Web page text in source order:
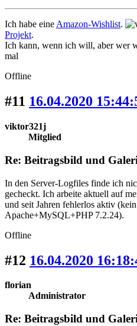
Ich habe eine Amazon-Wishlist.
Projekt.
Ich kann, wenn ich will, aber wer
mal
Offline
#11 16.04.2020
viktor321j
Mitglied
Re: Beitragsbild und
In den Server-Logfiles finde ich
gecheckt. Ich arbeite aktuell auf
und seit Jahren fehlerlos aktiv
Apache+MySQL+PHP 7.2.24).
Offline
#12 16.04.2020
florian
Administrator
Re: Beitragsbild und